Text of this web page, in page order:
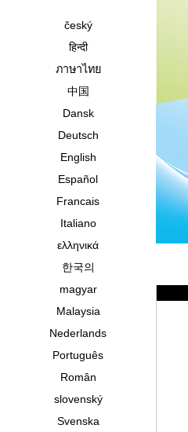
český
हिन्दी
ภาษาไทย
中国
Dansk
Deutsch
English
Español
Francais
Italiano
ελληνικά
한국의
magyar
Malaysia
Nederlands
Português
Român
slovenský
Svenska